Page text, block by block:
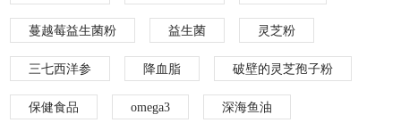
蔓越莓益生菌粉 益生菌 灵芝粉
三七西洋参 降血脂 破壁的灵芝孢子粉
保健食品 omega3 深海鱼油